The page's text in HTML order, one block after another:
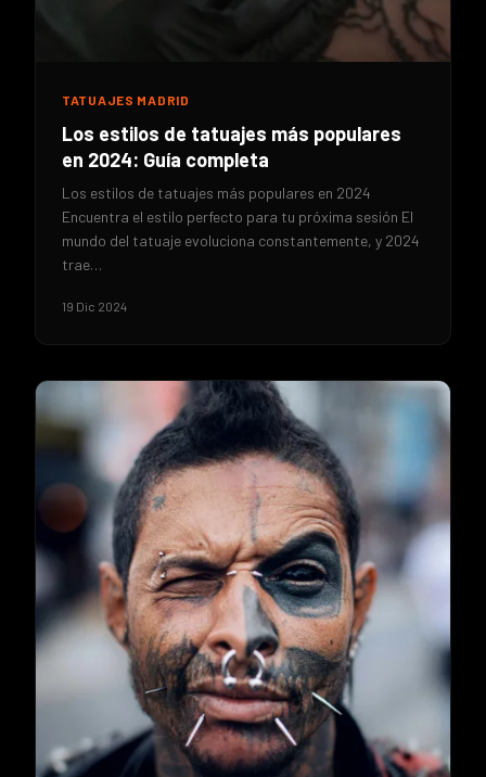
TATUAJES MADRID
Los estilos de tatuajes más populares
en 2024: Guía completa
Los estilos de tatuajes más populares en 2024
Encuentra el estilo perfecto para tu próxima sesión El
mundo del tatuaje evoluciona constantemente, y 2024
trae…
19 Dic 2024